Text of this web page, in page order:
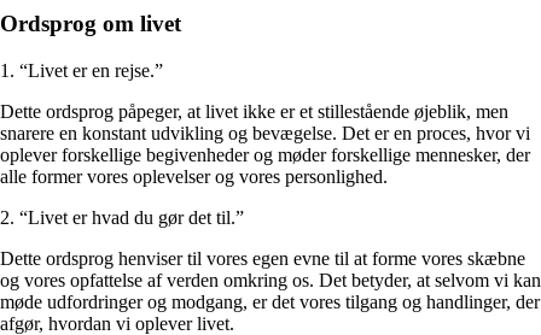
Ordsprog om livet
1. “Livet er en rejse.”
Dette ordsprog påpeger, at livet ikke er et stillestående øjeblik, men
snarere en konstant udvikling og bevægelse. Det er en proces, hvor vi
oplever forskellige begivenheder og møder forskellige mennesker, der
alle former vores oplevelser og vores personlighed.
2. “Livet er hvad du gør det til.”
Dette ordsprog henviser til vores egen evne til at forme vores skæbne
og vores opfattelse af verden omkring os. Det betyder, at selvom vi kan
møde udfordringer og modgang, er det vores tilgang og handlinger, der
afgør, hvordan vi oplever livet.